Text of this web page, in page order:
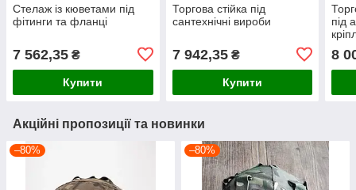
Стелаж із кюветами під
фітинги та фланці
7 562,35 ₴
Купити
Торгова стійка під
сантехнічні вироби
7 942,35₴
Купити
під
8
Акційні пропозиції та новинки
–80% –80%